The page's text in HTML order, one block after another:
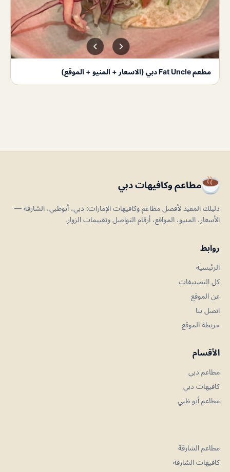
مطعم Fat Uncle دبي (الاسعار + المنيو + الموقع)
مطاعم وكافيهات دبي
دليلك المفيد لأفضل مطاعم وكافيهات الإمارات: دبي، أبوظبي، الشارقة —
الأسعار، المنيو، المواقع، أرقام التواصل وتقييمات الزوار.
روابط
الرئيسية
كل التصنيفات
عن الموقع
اتصل بنا
خريطة الموقع
الأقسام
مطاعم دبي
كافيهات دبي
مطاعم أبو ظبي
مطاعم الشارقة
كافيهات الشارقة